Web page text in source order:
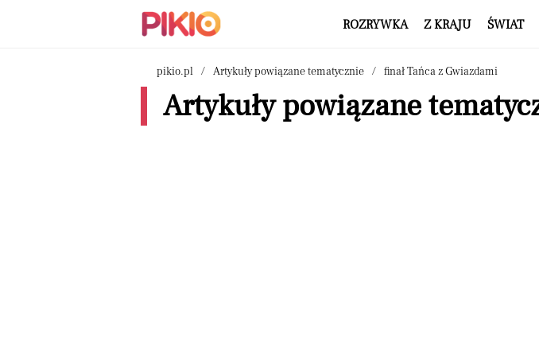
ROZRYWKA Z KRAJU ŚWIAT
pikio.pl Artykuły powiązane tematycznie finał Tańca z Gwiazdami
Artykuły powiązane